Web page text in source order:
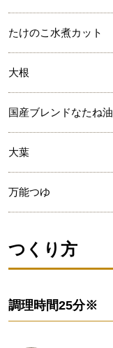
たけのこ水煮カット
大根
国産ブレンドなたね油
大葉
万能つゆ
つくり方
調理時間25分※